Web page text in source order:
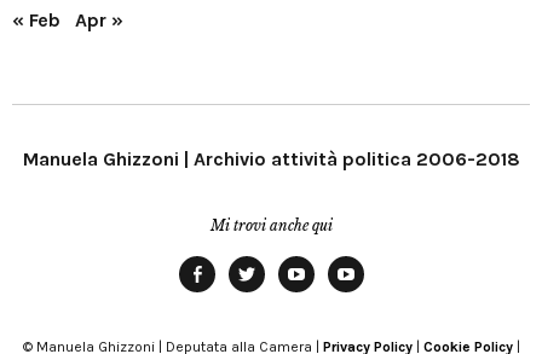
« Feb Apr »
Manuela Ghizzoni | Archivio attività politica 2006-2018
Mi trovi anche qui
Modena
© Manuela Ghizzoni | Deputata alla Camera | Privacy Policy| Cookie Policy|